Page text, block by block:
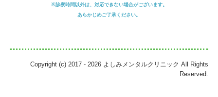
※診察時間以外は、対応できない場合がございます。
あらかじめご了承ください。
Copyright (c) 2017 - 2026 よしみメンタルクリニック All Rights
Reserved.